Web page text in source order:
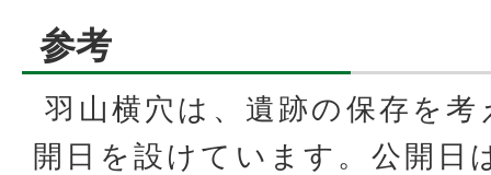
参考
羽山横穴は、遺跡の保存を
開日を設けています。公開日